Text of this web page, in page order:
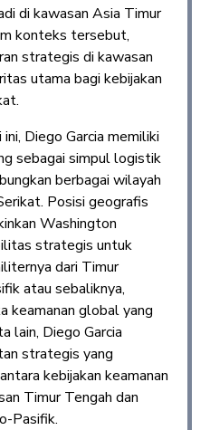
di kawasan Asia Timur
konteks tersebut,
strategis di kawasan
utama bagi kebijakan
Diego Garcia memiliki
sebagai simpul logistik
berbagai wilayah
Posisi geografis
Washington
strategis untuk
dari Timur
atau sebaliknya,
keamanan global yang
lain, Diego Garcia
strategis yang
kebijakan keamanan
Timur Tengah dan
Pasifik.